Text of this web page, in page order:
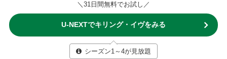
＼31日間無料でお試し／
U-NEXTでキリング・イヴをみる
シーズン1～4が見放題